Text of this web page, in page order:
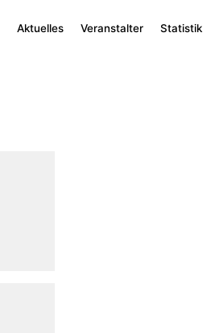
Aktuelles Veranstalter Statistik